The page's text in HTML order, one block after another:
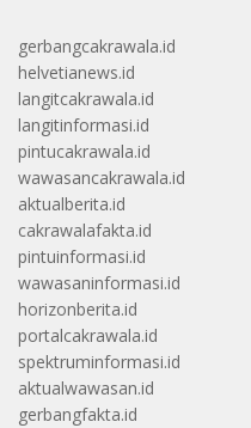
gerbangcakrawala.id
helvetianews.id
langitcakrawala.id
langitinformasi.id
pintucakrawala.id
wawasancakrawala.id
aktualberita.id
cakrawalafakta.id
pintuinformasi.id
wawasaninformasi.id
horizonberita.id
portalcakrawala.id
spektruminformasi.id
aktualwawasan.id
gerbangfakta.id